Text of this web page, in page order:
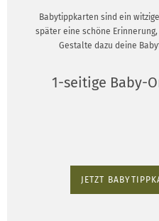
Babytippkarten sind ein
später eine schöne
Gestalte dazu deine
1-seitige Baby-
JETZT